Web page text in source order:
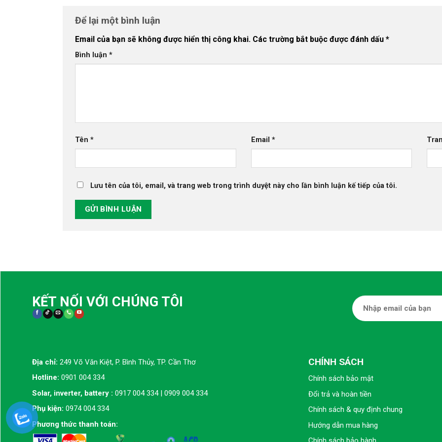
Để lại một bình luận
Email của bạn sẽ không được hiển thị công khai. Các trường bắt buộc được đánh dấu *
Bình luận *
Tên * Email *
Lưu tên của tôi, email, và trang web trong trình duyệt này cho lần bình luận kế tiếp của tôi.
KẾT NỐI VỚI CHÚNG TÔI
Địa chỉ: 249 Võ Văn Kiệt, P. Bình Thủy, TP. Cần Thơ
Hotline: 0901 004 334
Solar, inverter, battery : 0917 004 334 | 0909 004 334
Phụ kiện: 0974 004 334
Phương thức thanh toán:
CHÍNH SÁCH
Chính sách bảo mật
Đổi trả và hoàn tiền
Chính sách & quy định chung
Hướng dẫn mua hàng